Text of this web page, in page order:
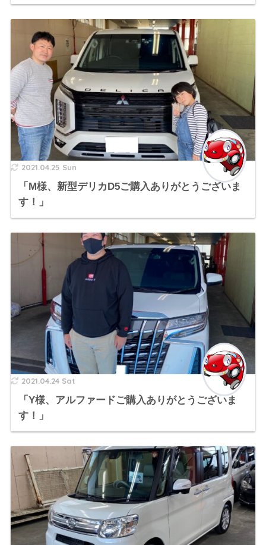
2021.04.25 Sun
「M様、新型デリカD5ご購入ありがとうございま
す！」
2021.04.24 Sat
「Y様、アルファードご購入ありがとうございま
す！」